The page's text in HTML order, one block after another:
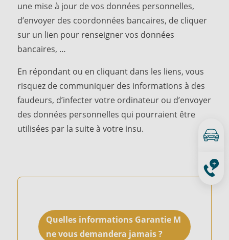
une mise à jour de vos données personnelles,
d’envoyer des coordonnées bancaires, de cliquer
sur un lien pour renseigner vos données
bancaires, …
En répondant ou en cliquant dans les liens, vous
risquez de communiquer des informations à des
faudeurs, d’infecter votre ordinateur ou d’envoyer
des données personnelles qui pourraient être
utilisées par la suite à votre insu.
Quelles informations Garantie M
ne vous demandera jamais ?